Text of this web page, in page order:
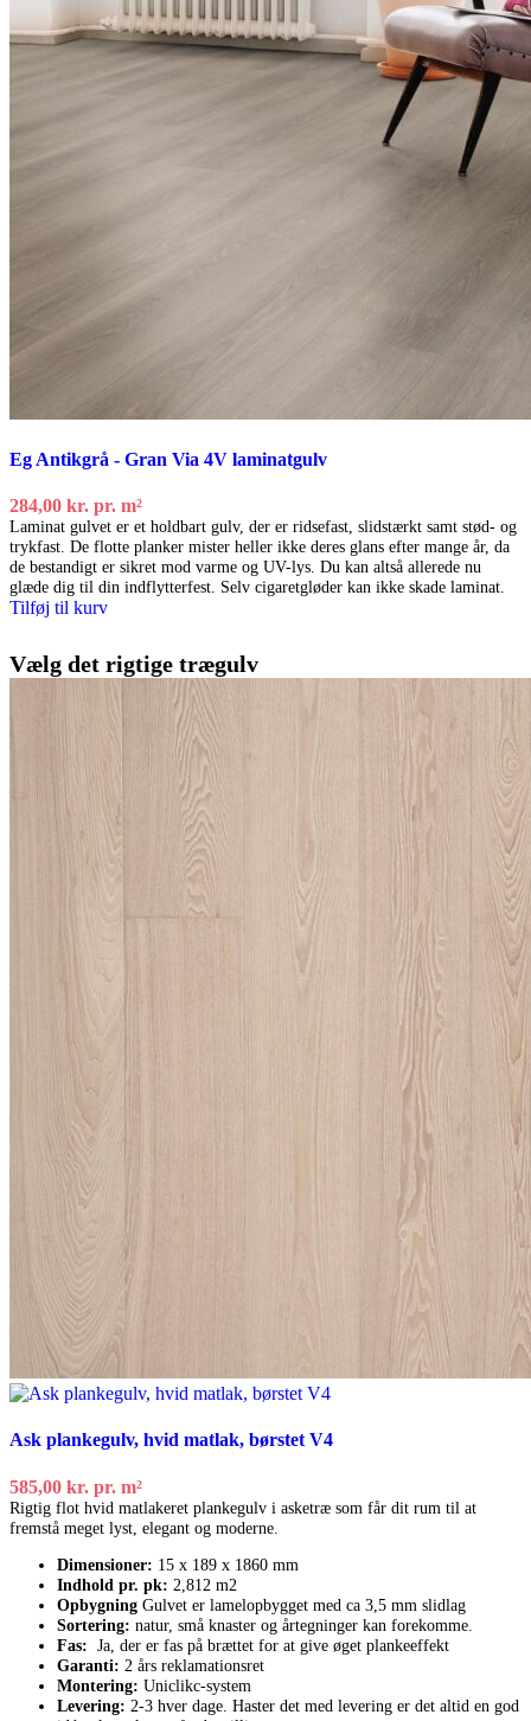
Eg Antikgrå - Gran Via 4V laminatgulv
284,00 kr. pr. m²
Laminat gulvet er et holdbart gulv, der er ridsefast, slidstærkt samt stød- og
trykfast. De flotte planker mister heller ikke deres glans efter mange år, da
de bestandigt er sikret mod varme og UV-lys. Du kan altså allerede nu
glæde dig til din indflytterfest. Selv cigaretgløder kan ikke skade laminat.
Tilføj til kurv
Vælg det rigtige trægulv
Ask plankegulv, hvid matlak, børstet V4
585,00 kr. pr. m²
Rigtig flot hvid matlakeret plankegulv i asketræ som får dit rum til at
fremstå meget lyst, elegant og moderne.
Dimensioner: 15 x 189 x 1860 mm
Indhold pr. pk: 2,812 m2
Opbygning Gulvet er lamelopbygget med ca 3,5 mm slidlag
Sortering: natur, små knaster og årtegninger kan forekomme.
Fas: Ja, der er fas på brættet for at give øget plankeeffekt
Garanti: 2 års reklamationsret
Montering: Uniclikc-system
Levering: 2-3 hver dage. Haster det med levering er det altid en god